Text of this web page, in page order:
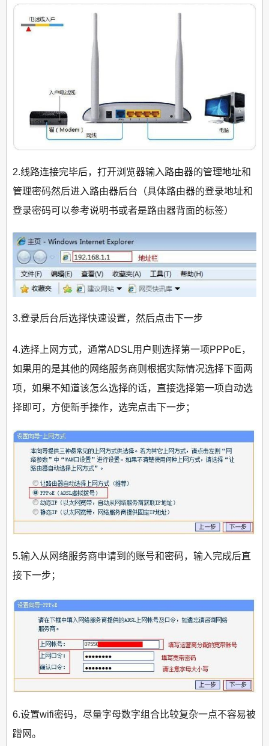
2.线路连接完毕后，打开浏览器输入路由器的管理地址和
管理密码然后进入路由器后台（具体路由器的登录地址和
登录密码可以参考说明书或者是路由器背面的标签）
3.登录后台后选择快速设置，然后点击下一步
4.选择上网方式，通常ADSL用户则选择第一项PPPoE，
如果用的是其他的网络服务商则根据实际情况选择下面两
项，如果不知道该怎么选择的话，直接选择第一项自动选
择即可，方便新手操作，选完点击下一步；
5.输入从网络服务商申请到的账号和密码，输入完成后直
接下一步；
6.设置wifi密码，尽量字母数字组合比较复杂一点不容易被
蹭网。